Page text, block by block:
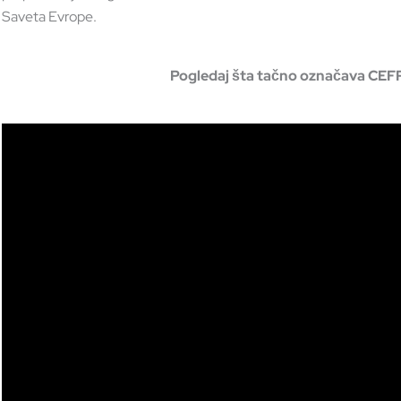
Saveta Evrope.
Pogledaj šta tačno označava